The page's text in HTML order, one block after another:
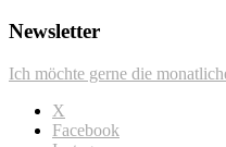
Newsletter
Ich möchte gerne die
X
Facebook